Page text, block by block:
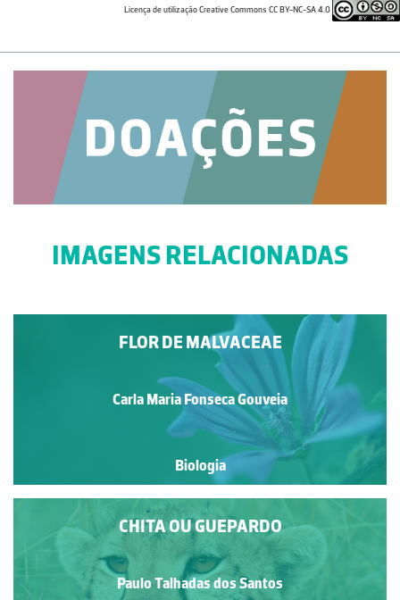
Licença de utilização Creative Commons CC BY-NC-SA 4.0
IMAGENS RELACIONADAS
FLOR DE MALVACEAE
Carla Maria Fonseca Gouveia
Biologia
CHITA OU GUEPARDO
Paulo Talhadas dos Santos